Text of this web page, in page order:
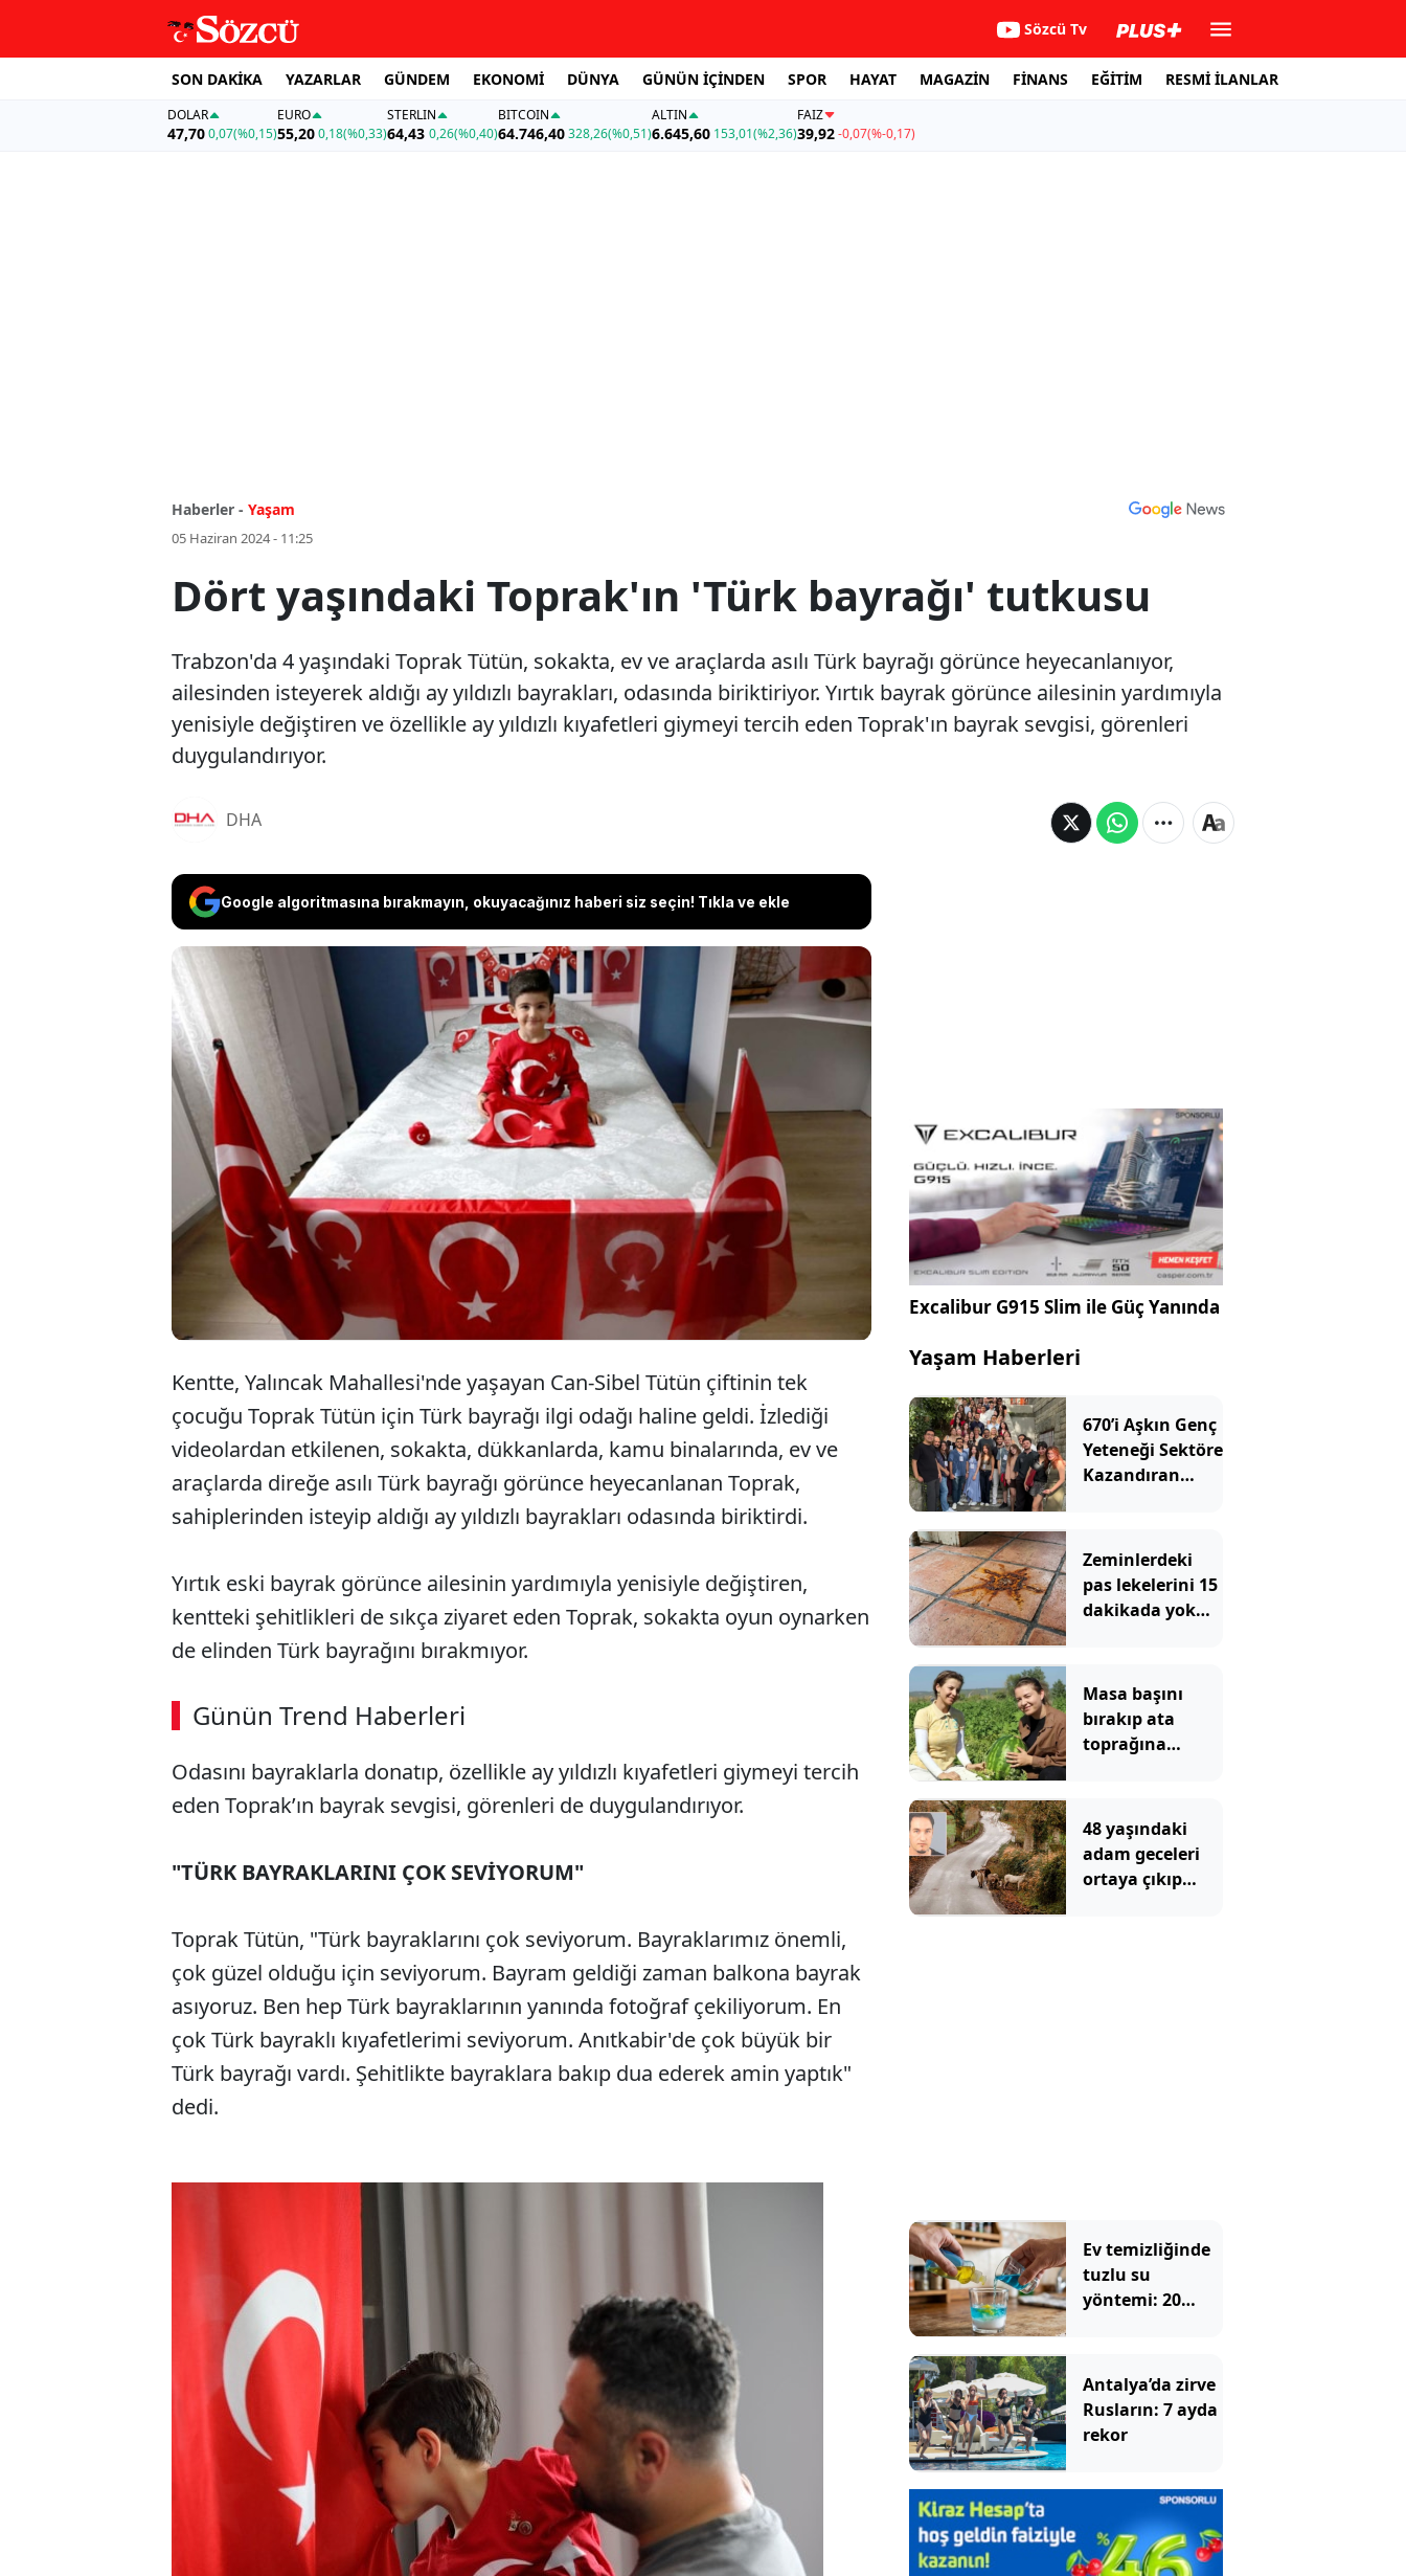
Sözcü Tv
SON DAKİKA YAZARLAR GÜNDEM EKONOMİ DÜNYA GÜNÜN İÇİNDEN SPOR HAYAT MAGAZİN FİNANS EĞİTİM RESMİ İLANLAR
DOLAR
47,700,07(%0,15)
EURO
55,20 0,18(%0,33)
STERLIN
64,43 0,26(%0,40)
BITCOIN
64.746,40328,26(%0,51)
ALTIN
6.645,60 153,01(%2,36)
FAİZ
39,92-0,07(%-0,17)
Haberler - Yaşam
05 Haziran 2024 - 11:25
Dört yaşındaki Toprak'ın 'Türk bayrağı' tutkusu
Trabzon'da 4 yaşındaki Toprak Tütün, sokakta, ev ve araçlarda asılı Türk bayrağı görünce heyecanlanıyor,
ailesinden isteyerek aldığı ay yıldızlı bayrakları, odasında biriktiriyor. Yırtık bayrak görünce ailesinin yardımıyla
yenisiyle değiştiren ve özellikle ay yıldızlı kıyafetleri giymeyi tercih eden Toprak'ın bayrak sevgisi, görenleri
duygulandırıyor.
DHA
Google algoritmasına bırakmayın, okuyacağınız haberi siz seçin! Tıkla ve ekle
Trabzon'da 4 yaşındaki Toprak Tütün, sokakta, ev ve araçlarda asılı
Türk bayrağı görünce heyecanlanıyor, ailesinden isteyerek aldığı ay
yıldızlı bayrakları, odasında biriktiriyor. Yırtık bayrak görünce ailesinin
yardımıyla yenisiyle değiştiren ve özellikle ay yıldızlı kıyafetleri giymeyi
tercih eden Toprak'ın bayrak sevgisi, görenleri duygulandırıyor.
Kentte, Yalıncak Mahallesi'nde yaşayan Can-Sibel Tütün çiftinin tek
çocuğu Toprak Tütün için Türk bayrağı ilgi odağı haline geldi. İzlediği
videolardan etkilenen, sokakta, dükkanlarda, kamu binalarında, ev ve
araçlarda direğe asılı Türk bayrağı görünce heyecanlanan Toprak,
sahiplerinden isteyip aldığı ay yıldızlı bayrakları odasında biriktirdi.
Yırtık eski bayrak görünce ailesinin yardımıyla yenisiyle değiştiren,
kentteki şehitlikleri de sıkça ziyaret eden Toprak, sokakta oyun oynarken
de elinden Türk bayrağını bırakmıyor.
Günün Trend Haberleri
Odasını bayraklarla donatıp, özellikle ay yıldızlı kıyafetleri giymeyi tercih
eden Toprak’ın bayrak sevgisi, görenleri de duygulandırıyor.
"TÜRK BAYRAKLARINI ÇOK SEVİYORUM"
Toprak Tütün, "Türk bayraklarını çok seviyorum. Bayraklarımız önemli,
çok güzel olduğu için seviyorum. Bayram geldiği zaman balkona bayrak
asıyoruz. Ben hep Türk bayraklarının yanında fotoğraf çekiliyorum. En
çok Türk bayraklı kıyafetlerimi seviyorum. Anıtkabir'de çok büyük bir
Türk bayrağı vardı. Şehitlikte bayraklara bakıp dua ederek amin yaptık"
dedi.
Excalibur G915 Slim ile Güç Yanında
Yaşam Haberleri
670’i Aşkın Genç
Yeteneği Sektöre
Kazandıran
Tamamladı
Zeminlerdeki
pas lekelerini 15
dakikada yok
malzeme yeterli
Masa başını
bırakıp ata
toprağına
kardeş şimdi
herkese ilham
oluyor
48 yaşındaki
adam geceleri
ortaya çıkıp
Ev temizliğinde
tuzlu su
yöntemi: 20
deniyor
Antalya’da zirve
Rusların: 7 ayda
rekor